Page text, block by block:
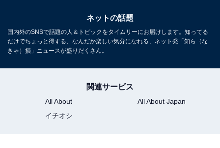
ネットの話題
国内外のSNSで話題の人＆トピックをタイムリーにお届けします。知ってる
だけでちょっと得する、なんだか楽しい気分になれる、ネット発「知ら（な
きゃ）損」ニュースが盛りだくさん。
関連サービス
All About
All About Japan
イチオシ